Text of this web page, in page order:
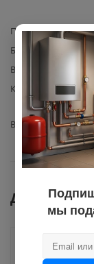
Производитель
Базовая единица
Вес с упаковкой
Комплектация
Вид запчасти
Документы
Как купить
мы